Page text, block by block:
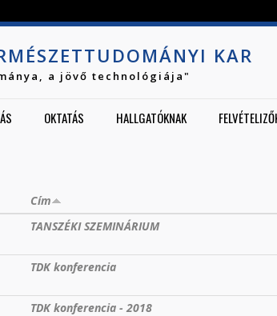
KAR
a jövő technológiája"
OKTATÁS HALLGATÓKNAK
Cím
TANSZÉKI SZEMINÁRIUM
TDK konferencia
TDK konferencia - 2018